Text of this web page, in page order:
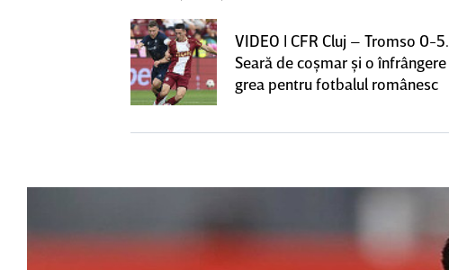
VIDEO | CFR Cluj – Tromso 0-5.
Seară de coşmar şi o înfrângere
grea pentru fotbalul românesc